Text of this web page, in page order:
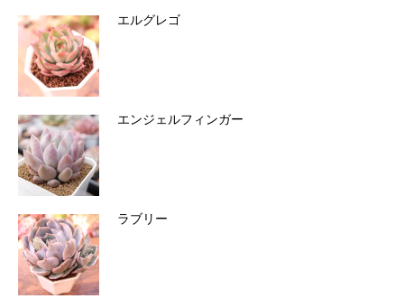
エルグレゴ
エンジェルフィンガー
ラブリー